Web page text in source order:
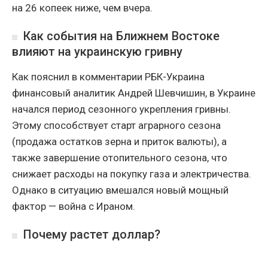
на 26 копеек ниже, чем вчера.
Как события на Ближнем Востоке
влияют на украинскую гривну
Как пояснил в комментарии РБК-Украина
финансовый аналитик Андрей Шевчишин, в Украине
начался период сезонного укрепления гривны.
Этому способствует старт аграрного сезона
(продажа остатков зерна и приток валюты), а
также завершение отопительного сезона, что
снижает расходы на покупку газа и электричества.
Однако в ситуацию вмешался новый мощный
фактор — война с Ираном.
Почему растет доллар?